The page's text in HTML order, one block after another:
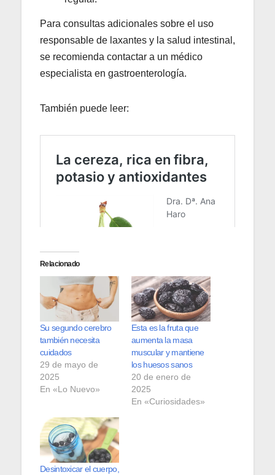
Para consultas adicionales sobre el uso
responsable de laxantes y la salud intestinal,
se recomienda contactar a un médico
especialista en gastroenterología.
También puede leer:
Relacionado
Su segundo cerebro
también necesita
cuidados
29 de mayo de
2025
En «Lo Nuevo»
Esta es la fruta que
aumenta la masa
muscular y mantiene
los huesos sanos
20 de enero de
2025
En «Curiosidades»
Desintoxicar el cuerpo,